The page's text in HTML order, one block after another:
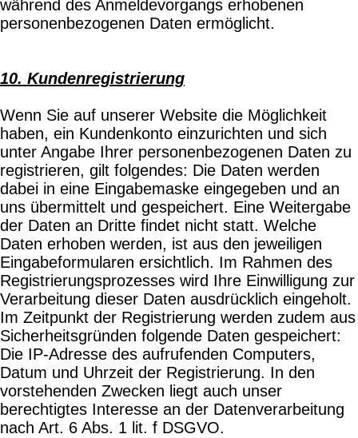
während des Anmeldevorgangs erhobenen
personenbezogenen Daten ermöglicht.
10. Kundenregistrierung
Wenn Sie auf unserer Website die Möglichkeit
haben, ein Kundenkonto einzurichten und sich
unter Angabe Ihrer personenbezogenen Daten zu
registrieren, gilt folgendes: Die Daten werden
dabei in eine Eingabemaske eingegeben und an
uns übermittelt und gespeichert. Eine Weitergabe
der Daten an Dritte findet nicht statt. Welche
Daten erhoben werden, ist aus den jeweiligen
Eingabeformularen ersichtlich. Im Rahmen des
Registrierungsprozesses wird Ihre Einwilligung zur
Verarbeitung dieser Daten ausdrücklich eingeholt.
Im Zeitpunkt der Registrierung werden zudem aus
Sicherheitsgründen folgende Daten gespeichert:
Die IP-Adresse des aufrufenden Computers,
Datum und Uhrzeit der Registrierung. In den
vorstehenden Zwecken liegt auch unser
berechtigtes Interesse an der Datenverarbeitung
nach Art. 6 Abs. 1 lit. f DSGVO.